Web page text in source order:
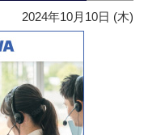
2024年10月10日 (木)